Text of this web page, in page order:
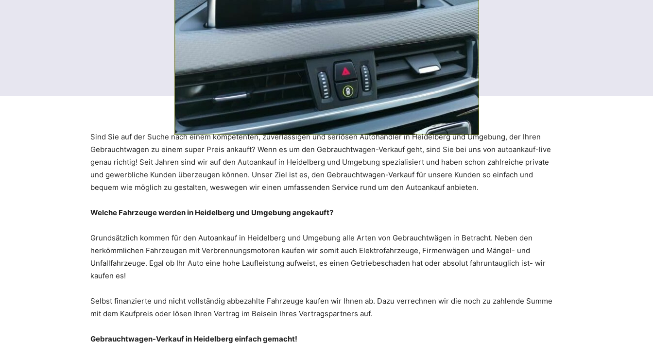
Sind Sie auf der Suche nach einem kompetenten, zuverlässigen und seriösen Autohändler in Heidelberg und Umgebung, der Ihren
Gebrauchtwagen zu einem super Preis ankauft? Wenn es um den Gebrauchtwagen-Verkauf geht, sind Sie bei uns von autoankauf-live
genau richtig! Seit Jahren sind wir auf den Autoankauf in Heidelberg und Umgebung spezialisiert und haben schon zahlreiche private
und gewerbliche Kunden überzeugen können. Unser Ziel ist es, den Gebrauchtwagen-Verkauf für unsere Kunden so einfach und
bequem wie möglich zu gestalten, weswegen wir einen umfassenden Service rund um den Autoankauf anbieten.
Welche Fahrzeuge werden in Heidelberg und Umgebung angekauft?
Grundsätzlich kommen für den Autoankauf in Heidelberg und Umgebung alle Arten von Gebrauchtwägen in Betracht. Neben den
herkömmlichen Fahrzeugen mit Verbrennungsmotoren kaufen wir somit auch Elektrofahrzeuge, Firmenwägen und Mängel- und
Unfallfahrzeuge. Egal ob Ihr Auto eine hohe Laufleistung aufweist, es einen Getriebeschaden hat oder absolut fahruntauglich ist- wir
kaufen es!
Selbst finanzierte und nicht vollständig abbezahlte Fahrzeuge kaufen wir Ihnen ab. Dazu verrechnen wir die noch zu zahlende Summe
mit dem Kaufpreis oder lösen Ihren Vertrag im Beisein Ihres Vertragspartners auf.
Gebrauchtwagen-Verkauf in Heidelberg einfach gemacht!